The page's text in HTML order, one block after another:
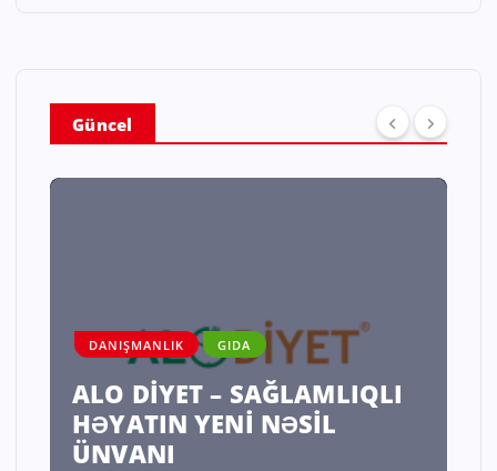
Güncel
DANIŞMANLIK GIDA
ALO DİYET – SAĞLAMLIQLI
HƏYATIN YENİ NƏSİL
ÜNVANI